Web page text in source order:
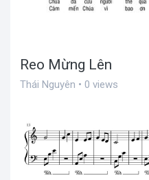
Reo Mừng Lên
Thái Nguyên • 0 views